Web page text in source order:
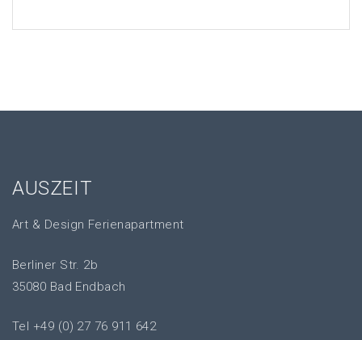
AUSZEIT
Art & Design Ferienapartment
Berliner Str. 2b
35080 Bad Endbach
Tel +49 (0) 27 76 911 642